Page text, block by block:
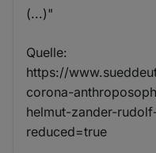
(...)"
Quelle:
https://
corona-
helmut-zander-
reduced=true